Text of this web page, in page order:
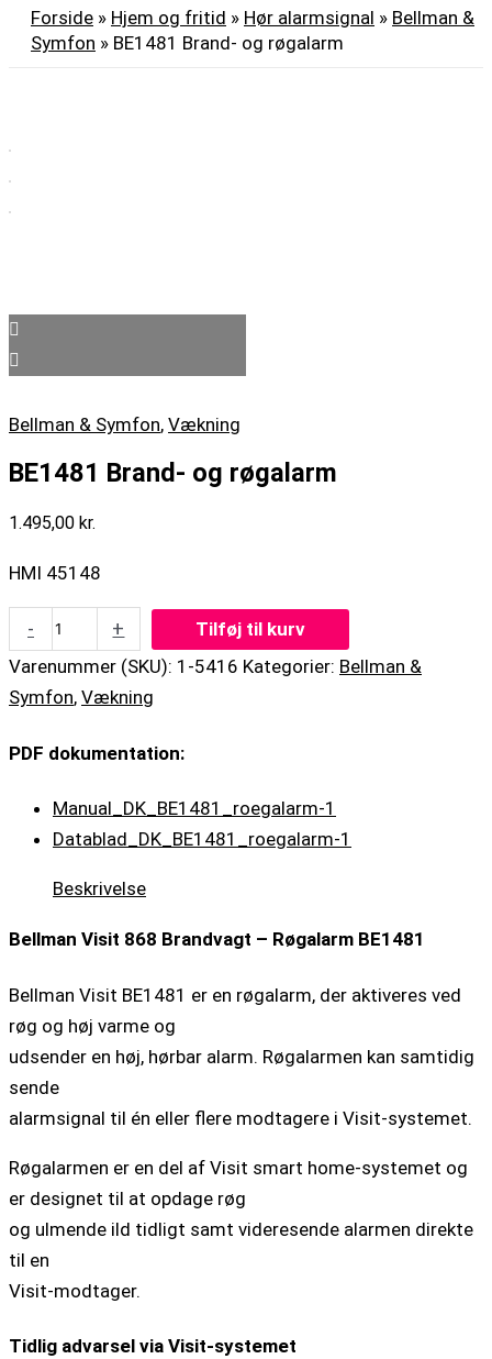
Forside » Hjem og fritid » Hør alarmsignal » Bellman &
Symfon » BE1481 Brand- og røgalarm
Bellman & Symfon, Vækning
BE1481 Brand- og røgalarm
1.495,00 kr.
HMI 45148
- +
Tilføj til kurv
Varenummer (SKU): 1-5416 Kategorier: Bellman &
Symfon, Vækning
PDF dokumentation:
Manual_DK_BE1481_roegalarm-1
Datablad_DK_BE1481_roegalarm-1
Beskrivelse
Bellman Visit 868 Brandvagt – Røgalarm BE1481
Bellman Visit BE1481 er en røgalarm, der aktiveres ved
røg og høj varme og
udsender en høj, hørbar alarm. Røgalarmen kan samtidig
sende
alarmsignal til én eller flere modtagere i Visit-systemet.
Røgalarmen er en del af Visit smart home-systemet og
er designet til at opdage røg
og ulmende ild tidligt samt videresende alarmen direkte
til en
Visit-modtager.
Tidlig advarsel via Visit-systemet